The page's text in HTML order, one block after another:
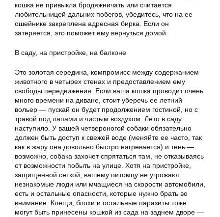
кошка не привыкла бродяжничать или считается
любительницей дальних побегов, убедитесь, что на ее
ошейнике закреплена адресная бирка. Если он
затеряется, это поможет ему вернуться домой.
В саду, на пристройке, на балконе
Это золотая середина, компромисс между содержанием
животного в четырех стенах и предоставлением ему
свободы передвижения. Если ваша кошка проводит очень
много времени на диване, стоит уберечь ее летний
вольер — пускай он будет продолжением гостиной, но с
травой под лапами и чистым воздухом. Лето в саду
наступило. У вашей четвероногой собаки обязательно
должен быть доступ к свежей воде (меняйте ее часто, так
как в жару она довольно быстро нагревается) и тень —
возможно, собака захочет спрятаться там, не отказываясь
от возможности побыть на улице. Хотя на пристройке,
защищенной сеткой, вашему питомцу не угрожают
незнакомые люди или мчащиеся на скорости автомобили,
есть и остальные опасности, которые нужно брать во
внимание. Клещи, блохи и остальные паразиты тоже
могут быть принесены кошкой из сада на заднем дворе —